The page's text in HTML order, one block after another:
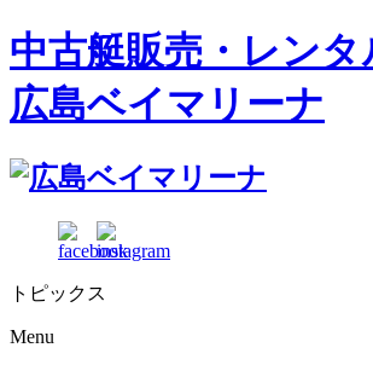
中古艇販売・レンタ
広島ベイマリーナ
トピックス
Menu